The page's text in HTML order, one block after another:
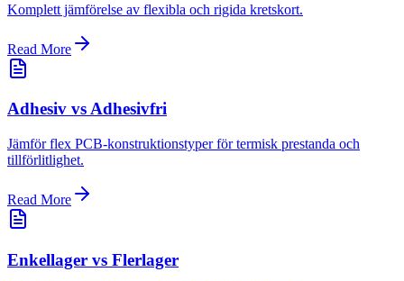
Komplett jämförelse av flexibla och rigida kretskort.
Read More
Adhesiv vs Adhesivfri
Jämför flex PCB-konstruktionstyper för termisk prestanda och
tillförlitlighet.
Read More
Enkellager vs Flerlager